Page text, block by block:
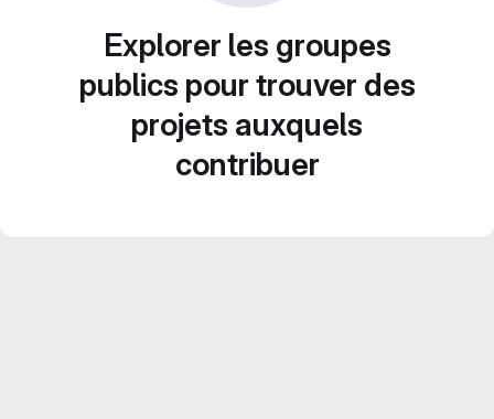
Explorer les groupes
publics pour trouver des
projets auxquels
contribuer